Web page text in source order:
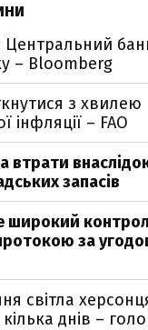
Центральний
– Bloomberg
з хвилею
інфляції – FAO
втрати
запасів
широкий
за
світла
днів –